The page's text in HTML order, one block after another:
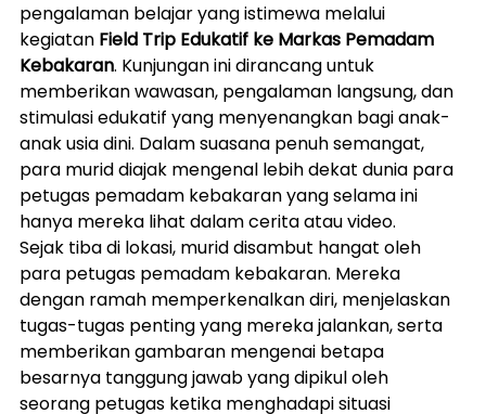
pengalaman belajar yang istimewa melalui
kegiatan Field Trip Edukatif ke Markas Pemadam
Kebakaran. Kunjungan ini dirancang untuk
memberikan wawasan, pengalaman langsung, dan
stimulasi edukatif yang menyenangkan bagi anak-
anak usia dini. Dalam suasana penuh semangat,
para murid diajak mengenal lebih dekat dunia para
petugas pemadam kebakaran yang selama ini
hanya mereka lihat dalam cerita atau video.
Sejak tiba di lokasi, murid disambut hangat oleh
para petugas pemadam kebakaran. Mereka
dengan ramah memperkenalkan diri, menjelaskan
tugas-tugas penting yang mereka jalankan, serta
memberikan gambaran mengenai betapa
besarnya tanggung jawab yang dipikul oleh
seorang petugas ketika menghadapi situasi